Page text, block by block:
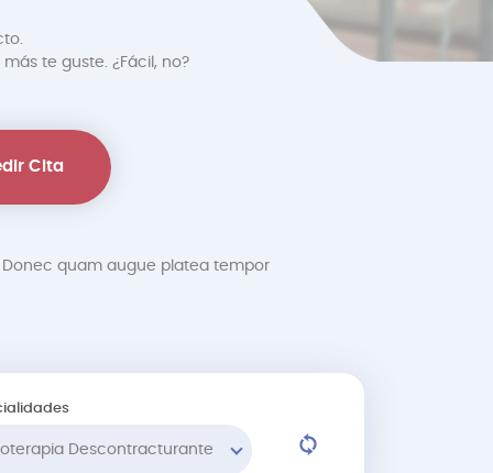
te guste. ¿Fácil, no?
Cita
quam augue platea tempor
Descontracturante